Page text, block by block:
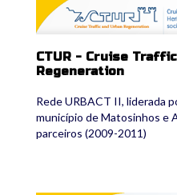
CTUR - Cruise
Regeneration
Rede URBACT II, liderada
município de Matosinhos e
parceiros (2009-2011)